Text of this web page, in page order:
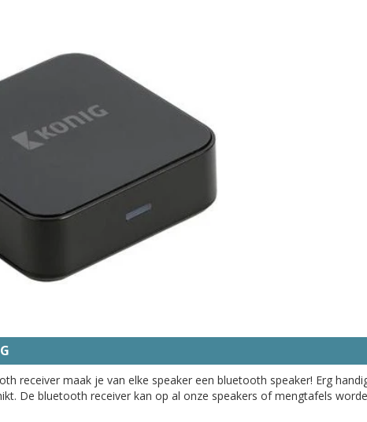
receiver maak je van elke speaker een bluetooth speaker! Erg
De bluetooth receiver kan op al onze speakers of mengtafels